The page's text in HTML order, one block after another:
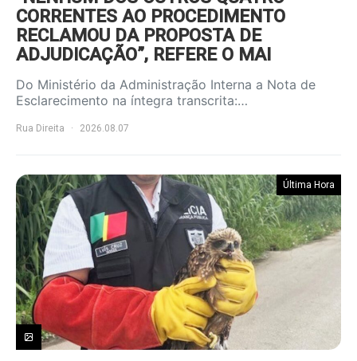
CORRENTES AO PROCEDIMENTO
RECLAMOU DA PROPOSTA DE
ADJUDICAÇÃO”, REFERE O MAI
Do Ministério da Administração Interna a Nota de
Esclarecimento na íntegra transcrita:…
Rua Direita 2026.08.07
Última Hora